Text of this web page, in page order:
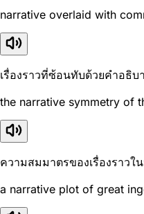
narrative overlaid with
เรื่องราวที่ซ้อนทับด้วยคำอธิบ
the narrative symmetry of
ความสมมาตรของเรื่องราวใ
a narrative plot of great